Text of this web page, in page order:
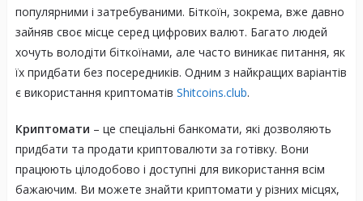
популярними і затребуваними. Біткоїн, зокрема, вже давно
зайняв своє місце серед цифрових валют. Багато людей
хочуть володіти біткоїнами, але часто виникає питання, як
їх придбати без посередників. Одним з найкращих варіантів
є використання криптоматів Shitcoins.club.
Криптомати – це спеціальні банкомати, які дозволяють
придбати та продати криптовалюти за готівку. Вони
працюють цілодобово і доступні для використання всім
бажаючим. Ви можете знайти криптомати у різних місцях,